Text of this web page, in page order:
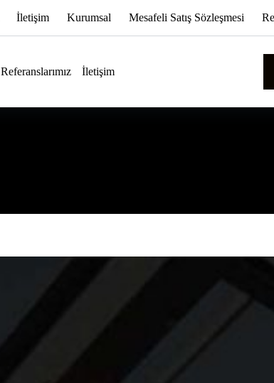
İletişim Kurumsal Mesafeli Satış Sözleşmesi
Referanslarımız İletişim